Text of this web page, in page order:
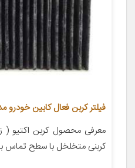
فیلتر کربن فعال کابین خودرو مدل 110 مناسب برای
معرفی محصول کربن اکتیو (
کربنی متخلخل با سطح تماس